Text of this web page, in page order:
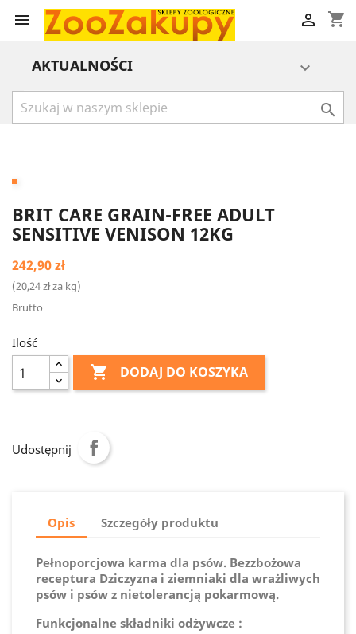
 shopping_cart

AKTUALNOŚCI 

BRIT CARE GRAIN-FREE ADULT
SENSITIVE VENISON 12KG
242,90 zł
(20,24 zł za kg)
Brutto
Ilość
 DODAJ DO KOSZYKA
Udostępnij
Opis Szczegóły produktu
Pełnoporcjowa karma dla psów. Bezzbożowa
receptura Dziczyzna i ziemniaki dla wrażliwych
psów i psów z nietolerancją pokarmową.
Funkcjonalne składniki odżywcze :